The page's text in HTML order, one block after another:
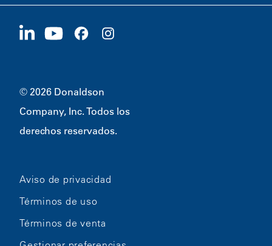
Sostenibilidad
1400 W 94th Street
© 2026 Donaldson
Company, Inc. Todos los
derechos reservados.
Aviso de privacidad
Términos de uso
Términos de venta